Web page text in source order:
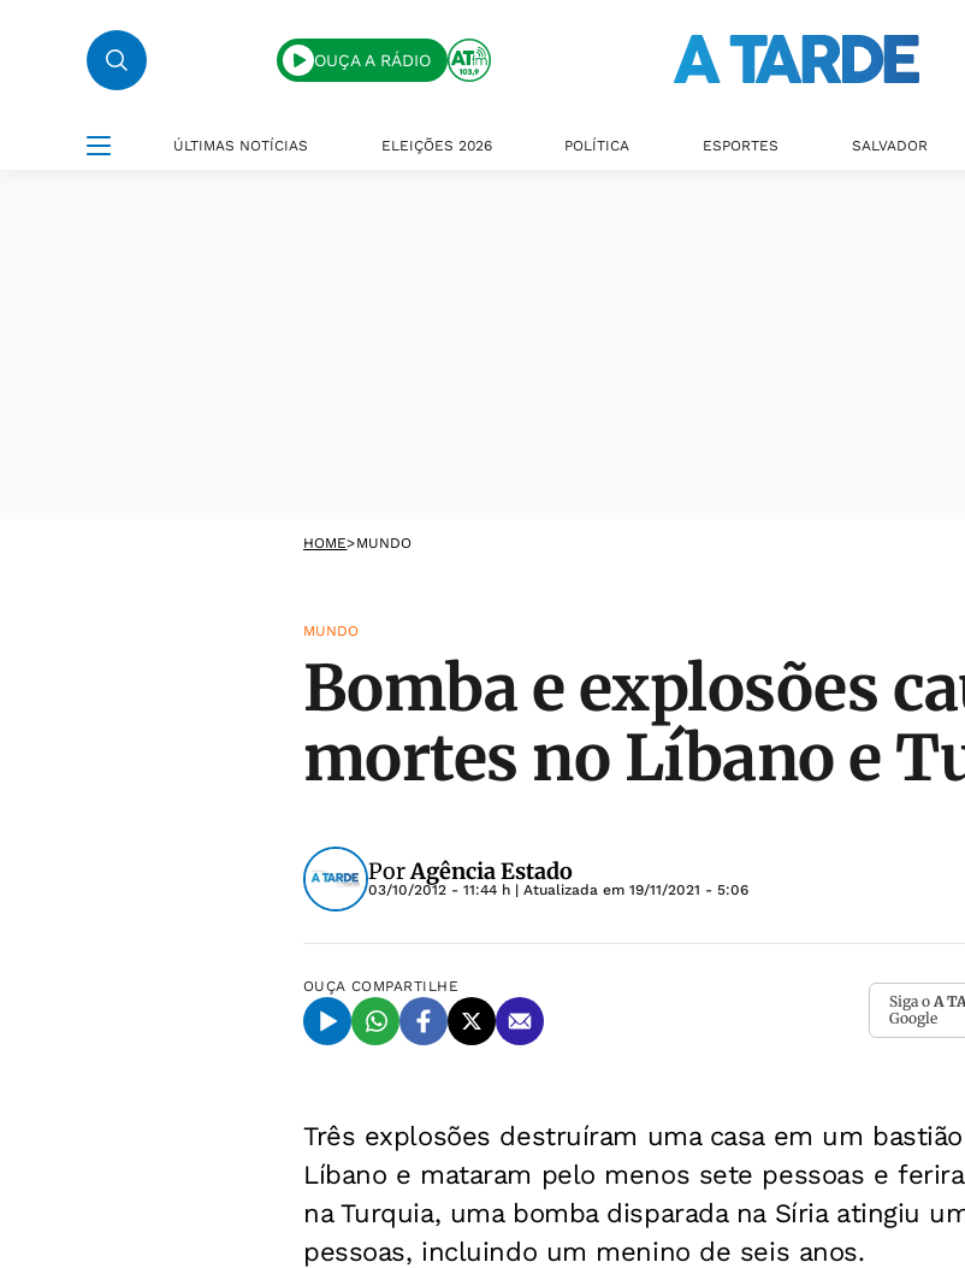
OUÇA A RÁDIO
ÚLTIMAS NOTÍCIAS ELEIÇÕES 2026 POLÍTICA ESPORTES SALVADOR
HOME>MUNDO
MUNDO
Bomba e explosões
mortes no Líbano e
PorAgência Estado
03/10/2012 - 11:44 h | Atualizada em 19/11/2021 - 5:06
OUÇA COMPARTILHE
Siga o A
Google
Três explosões destruíram uma casa em um
Líbano e mataram pelo menos sete pessoas e
na Turquia, uma bomba disparada na Síria atingiu
pessoas, incluindo um menino de seis anos.